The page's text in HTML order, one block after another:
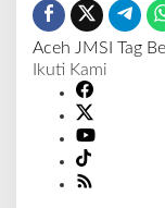
Aceh JMSI Tag
Ikuti Kami